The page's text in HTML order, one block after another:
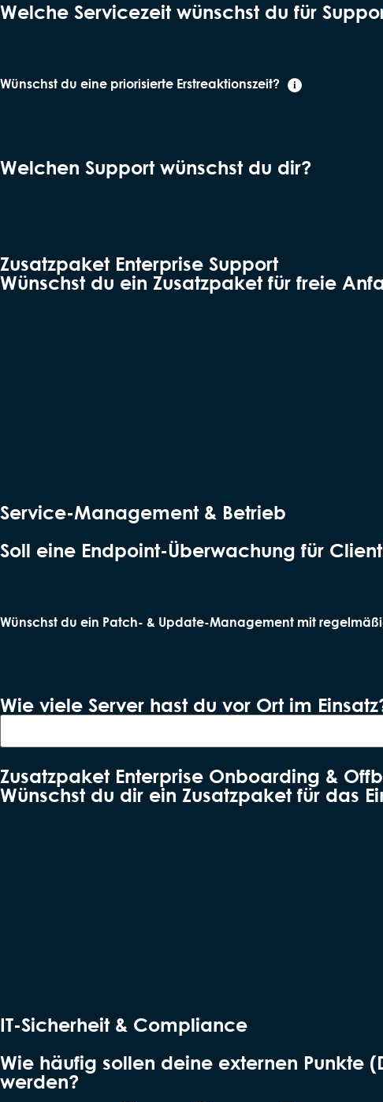
Welche Servicezeit wünschst du für
Wünschst du eine priorisierte Erstreaktionszeit? i
Welchen Support wünschst du dir?
Zusatzpaket Enterprise Support
Wünschst du ein Zusatzpaket für freie
Service-Management & Betrieb
Soll eine Endpoint-Überwachung für
Wünschst du ein Patch- & Update-Management mit
Wie viele Server hast du vor Ort im
Zusatzpaket Enterprise Onboarding &
Wünschst du dir ein Zusatzpaket für das
IT-Sicherheit & Compliance
Wie häufig sollen deine externen Punkte
werden?